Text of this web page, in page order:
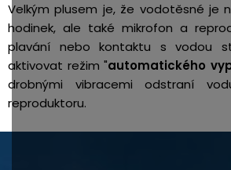
Velkým plusem je, že vodotěsné je
hodinek, ale také mikrofon a
plavání nebo kontaktu s vodou
aktivovat režim "automatického
drobnými vibracemi odstraní
reproduktoru.